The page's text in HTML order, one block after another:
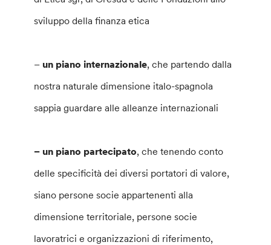
sviluppo della finanza etica
– un piano internazionale, che partendo dalla
nostra naturale dimensione italo-spagnola
sappia guardare alle alleanze internazionali
– un piano partecipato, che tenendo conto
delle specificità dei diversi portatori di valore,
siano persone socie appartenenti alla
dimensione territoriale, persone socie
lavoratrici e organizzazioni di riferimento,